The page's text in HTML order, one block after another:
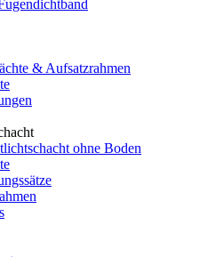
& Aufsatzrahmen
ohne Boden